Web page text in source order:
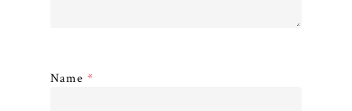
Name *